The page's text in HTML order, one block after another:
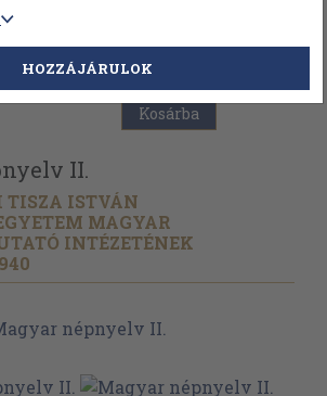
oldalra
Kosárba
II.
TISZA ISTVÁN
MAGYAR
INTÉZETÉNEK
HOZZÁJÁRULOK